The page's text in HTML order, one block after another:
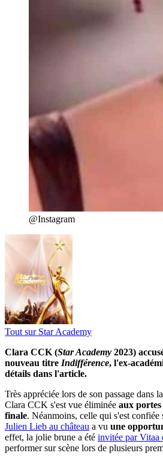
@Instagram
Tout sur Star Academy
Clara CCK (Star Academy 2023)
nouveau titre Indifférence, l'ex-
détails dans l'article.
Très appréciée lors de son passage dans la
Clara CCK s'est vue éliminée aux
finale. Néanmoins, celle qui s'est confiée
Julien Lieb au château a vu une
effet, la jolie brune a été invitée par Vitaa
performer sur scène lors de plusieurs